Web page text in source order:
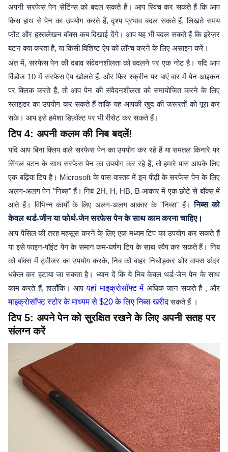
अपनी सरफेस पेन सेटिंग्स को बदल सकते हैं। आप स्विच कर सकते हैं कि आप
किस हाथ से पेन का उपयोग करते हैं, दृश्य प्रभाव बदल सकते हैं, लिखते समय
फोंट और हस्तलेखन बॉक्स कब दिखाई देंगे। आप यह भी बदल सकते हैं कि इरेज़र
बटन क्या करता है, या किसी विशिष्ट ऐप को लॉन्च करने के लिए असाइन करें।
अंत में, सरफेस पेन की दबाव संवेदनशीलता को बदलने पर एक नोट है। यदि आप
विंडोज 10 में सरफेस ऐप खोलते हैं, और फिर स्क्रीन पर बाएं बार में पेन आइकन
पर क्लिक करते हैं, तो आप पेन की संवेदनशीलता को समायोजित करने के लिए
स्लाइडर का उपयोग कर सकते हैं ताकि यह आपकी खुद की जरूरतों को पूरा कर
सके। आप इसे हमेशा डिफ़ॉल्ट पर भी रीसेट कर सकते हैं।
टिप 4: अपनी कलम की निब बदलें!
यदि आप बिना क्लिप वाले सरफेस पेन का उपयोग कर रहे हैं या समतल किनारे पर
सिंगल बटन के साथ सरफेस पेन का उपयोग कर रहे हैं, तो हमारे पास आपके लिए
एक बढ़िया टिप है। Microsoft के पास वास्तव में इन पीढ़ी के सरफेस पेन के लिए
अलग-अलग पेन "निब्स" हैं। निब 2H, H, HB, B आकार में एक छोटे से बॉक्स में
आते हैं। विभिन्न कार्यों के लिए अलग-अलग आकार के "निब्स" हैं।निब्स को
केवल थर्ड-जीन या फोर्थ-जेन सरफेस पेन के साथ काम करना चाहिए।
आप पेंसिल की तरह महसूस करने के लिए एक मध्यम टिप का उपयोग कर सकते हैं
या इसे फाइन-पॉइंट पेन के समान कम-घर्षण टिप के साथ स्वैप कर सकते हैं। निब
को बॉक्स में ट्वीजर का उपयोग करके, निब को बाहर निचोड़कर और वापस अंदर
धकेल कर हटाया जा सकता है। ध्यान दें कि ये निब केवल थर्ड-जेन पेन के साथ
काम करते हैं, हालाँकि। आपयहां माइक्रोसॉफ्ट मेंअधिक जान सकते हैं , और
माइक्रोसॉफ्ट स्टोर के माध्यम से $20 के लिए निब्स खरीदसकते हैं ।
टिप 5: अपने पेन को सुरक्षित रखने के लिए अपनी सतह पर
संलग्न करें